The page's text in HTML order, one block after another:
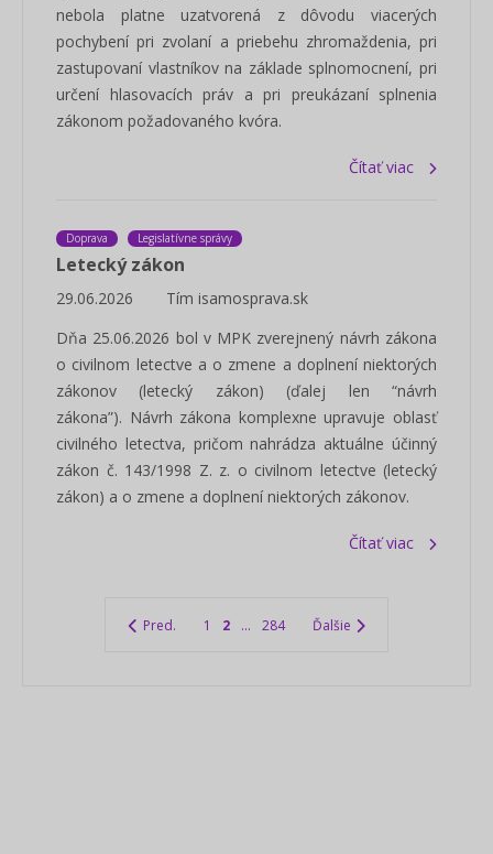
nebola platne uzatvorená z dôvodu viacerých
pochybení pri zvolaní a priebehu zhromaždenia, pri
zastupovaní vlastníkov na základe splnomocnení, pri
určení hlasovacích práv a pri preukázaní splnenia
zákonom požadovaného kvóra.
Čítať viac
Doprava Legislatívne správy
Letecký zákon
29.06.2026
Tím isamosprava.sk
Dňa 25.06.2026 bol v MPK zverejnený návrh zákona
o civilnom letectve a o zmene a doplnení niektorých
zákonov (letecký zákon) (ďalej len “návrh
zákona”). Návrh zákona komplexne upravuje oblasť
civilného letectva, pričom nahrádza aktuálne účinný
zákon č. 143/1998 Z. z. o civilnom letectve (letecký
zákon) a o zmene a doplnení niektorých zákonov.
Čítať viac
Pred. 1 2 ... 284 Ďalšie